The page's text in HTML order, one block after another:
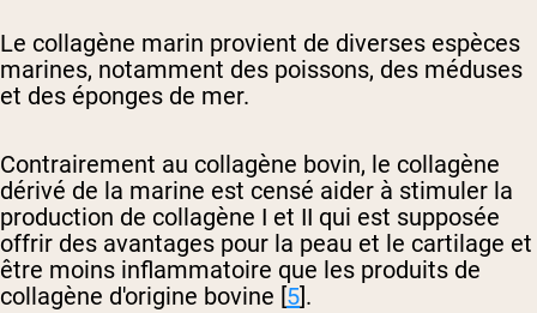
Le collagène marin provient de diverses espèces
marines, notamment des poissons, des méduses
et des éponges de mer.
Contrairement au collagène bovin, le collagène
dérivé de la marine est censé aider à stimuler la
production de collagène I et II qui est supposée
offrir des avantages pour la peau et le cartilage et
être moins inflammatoire que les produits de
collagène d'origine bovine [5].